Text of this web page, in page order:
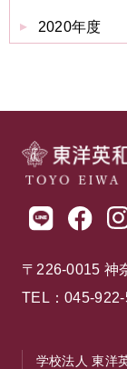
2020年度
〒226-0015 神
TEL：045-
学校法人 東洋